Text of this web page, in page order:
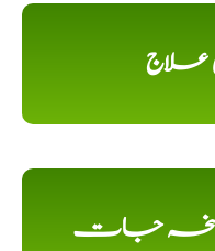
علاج
نسخہ جات